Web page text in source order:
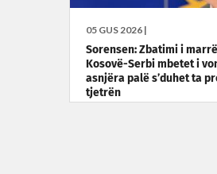
05 GUS 2026 |
Sorensen: Zbatimi i
Kosovë-Serbi mbetet i
asnjëra palë s’duhet ta
tjetrën